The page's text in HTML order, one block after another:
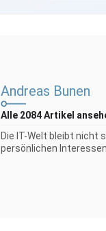
Andreas Bunen
Alle 2084 Artikel
Die IT-Welt bleibt nicht
persönlichen